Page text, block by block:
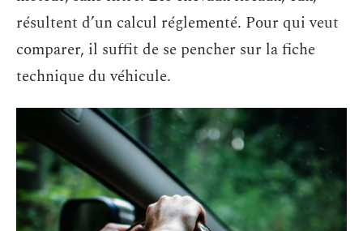
résultent d’un calcul réglementé. Pour qui veut
comparer, il suffit de se pencher sur la fiche
technique du véhicule.